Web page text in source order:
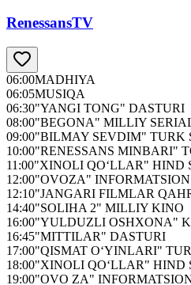
RenessansTV
06:00MADHIYA
06:05MUSIQA
06:30"YANGI TONG" DASTURI
08:00"BEGONA" MILLIY
09:00"BILMAY SEVDIM" TURK
10:00"RENESSANS MINBARI"
11:00"XINOLI QO‘LLAR" HIND
12:00"OVOZA"
12:10"JANGARI FILMLAR
14:40"SOLIHA 2" MILLIY KINO
16:00"YULDUZLI OSHXONA"
16:45"MITTILAR" DASTURI
17:00"QISMAT O‘YINLARI"
18:00"XINOLI QO‘LLAR" HIND
19:00"OVO ZA"